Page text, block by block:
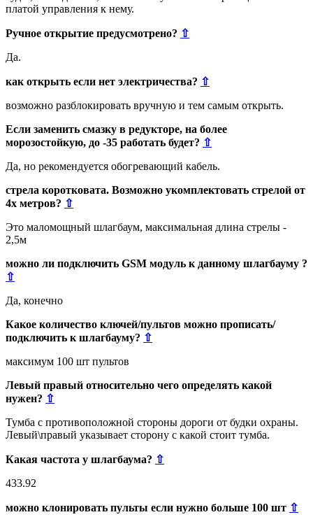
платой управления к нему.
Ручное открытие предусмотрено? ⇧
Да.
как открыть если нет электричества? ⇧
возможно разблокировать вручную и тем самым открыть.
Если заменить смазку в редукторе, на более
морозостойкую, до -35 работать будет? ⇧
Да, но рекомендуется обогревающий кабель.
стрела коротковата. Возможно укомплектовать стрелой от
4х метров? ⇧
Это маломощный шлагбаум, максимальная длина стрелы -
2,5м
можно ли подключить GSM модуль к данному шлагбауму ?
⇧
Да, конечно
Какое количество ключей/пультов можно прописать/
подключить к шлагбауму? ⇧
максимум 100 шт пультов
Левый правый относительно чего определять какой
нужен? ⇧
Тумба с противоположной стороны дороги от будки охраны.
Левый\правый указывает сторону с какой стоит тумба.
Какая частота у шлагбаума? ⇧
433.92
можно клонировать пульты если нужно больше 100 шт ⇧